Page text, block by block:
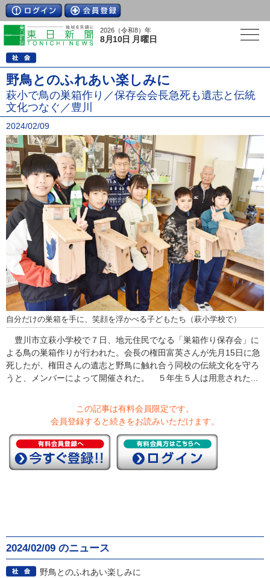
2026（令和8）年
8月10日 月曜日
野鳥とのふれあい楽しみに
萩小で鳥の巣箱作り／保存会会長急死も遺志と伝統
文化つなぐ／豊川
2024/02/09
自分だけの巣箱を手に、笑顔を浮かべる子どもたち（萩小学校で）
豊川市立萩小学校で７日、地元住民でなる「巣箱作り保存会」に
よる鳥の巣箱作りが行われた。会長の権田富英さんが先月15日に急
死したが、権田さんの遺志と野鳥に触れ合う同校の伝統文化を守ろ
うと、メンバーによって開催された。 ５年生５人は用意された...
この記事は有料会員限定です。
会員登録すると続きをお読みいただけます。
2024/02/09 のニュース
野鳥とのふれあい楽しみに